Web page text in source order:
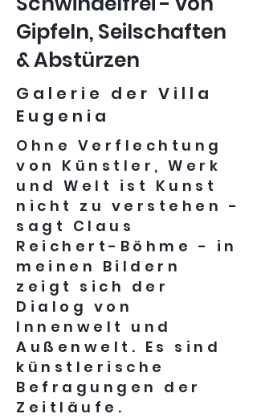
Gipfeln, Seilschaften
& Abstürzen
Galerie der Villa
Eugenia
Ohne Verflechtung
von Künstler, Werk
und Welt ist Kunst
nicht zu verstehen -
sagt Claus
Reichert-Böhme - in
meinen Bildern
zeigt sich der
Dialog von
Innenwelt und
Außenwelt. Es sind
künstlerische
Befragungen der
Zeitläufe.